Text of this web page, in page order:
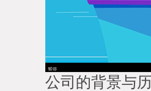
公司的背景与